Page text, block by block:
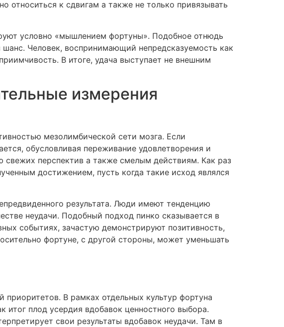
относиться к сдвигам а также не только привязывать
условно «мышлением фортуны». Подобное отнюдь
Человек, воспринимающий непредсказуемость как
В итоге, удача выступает не внешним
измерения
мезолимбической сети мозга. Если
обусловливая переживание удовлетворения и
перспектив а также смелым действиям. Как раз
достижением, пусть когда такие исход являлся
результата. Люди имеют тенденцию
неудачи. Подобный подход пинко сказывается в
событиях, зачастую демонстрируют позитивность,
фортуне, с другой стороны, может уменьшать
В рамках отдельных культур фортуна
итог плод усердия вдобавок ценностного выбора.
свои результаты вдобавок неудачи. Там в